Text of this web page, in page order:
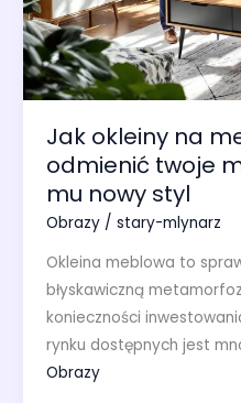
Jak okleiny na
odmienić twoje
mu nowy styl
Obrazy/ stary-mlynarz
Okleina meblowa to
błyskawiczną
konieczności
rynku dostępnych jest
Obrazy